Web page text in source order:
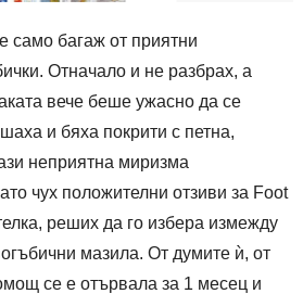
само багаж от приятни
Отначало и не разбрах, а
вече беше ужасно да се
и бяха покрити с петна,
неприятна миризма
чух положителни отзиви за Foot
реших да го избера измежду
мазила. От думите ѝ, от
се е отървала за 1 месец и